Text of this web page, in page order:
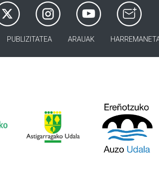
PUBLIZITATEA ARAUAK